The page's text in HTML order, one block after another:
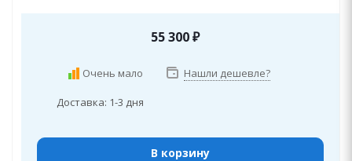
55 300₽
Очень мало Нашли дешевле?
Доставка: 1-3 дня
В корзину